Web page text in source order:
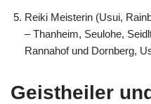
Reiki Meisterin (Usui,
– Thanheim, Seulohe,
Rannahof und Dornberg,
Geistheiler